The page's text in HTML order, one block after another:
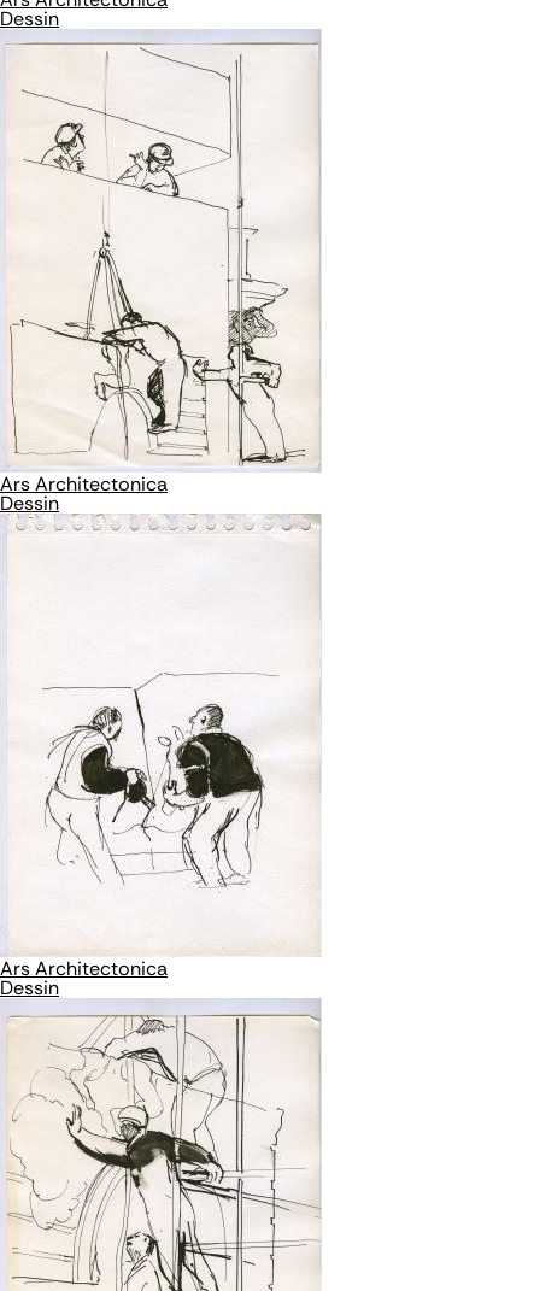
Dessin
Ars Architectonica
Dessin
Ars Architectonica
Dessin